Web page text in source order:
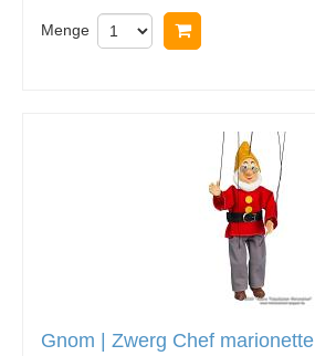
Menge
Gnom | Zwerg Chef marionette